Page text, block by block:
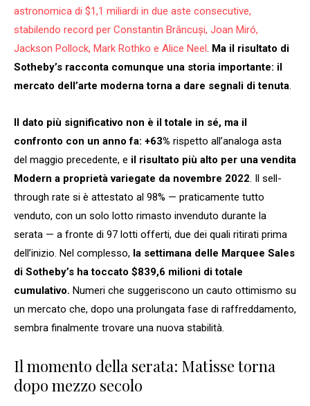
astronomica di $1,1 miliardi in due aste consecutive,
stabilendo record per Constantin Brâncuși, Joan Miró,
Jackson Pollock, Mark Rothko e Alice Neel Ma il risultato di
Sotheby’s racconta comunque una storia importante: il
mercato dell’arte moderna torna a dare segnali di tenuta
Il dato più significativo non è il totale in sé, ma il
confronto con un anno fa: +63% rispetto all’analoga asta
del maggio precedente, e il risultato più alto per una vendita
Modern a proprietà variegate da novembre 2022 . Il sell-
through rate si è attestato al 98% — praticamente tutto
venduto, con un solo lotto rimasto invenduto durante la
serata — a fronte di 97 lotti offerti, due dei quali ritirati prima
dell’inizio. Nel complesso, la settimana delle Marquee Sales
di Sotheby’s ha toccato $839,6 milioni di totale
cumulativo. Numeri che suggeriscono un cauto ottimismo su
un mercato che, dopo una prolungata fase di raffreddamento,
sembra finalmente trovare una nuova stabilità.
Il momento della serata: Matisse torna
dopo mezzo secolo